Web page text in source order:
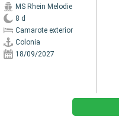
MS Rhein Melodie
8 d
Camarote exterior
Colonia
18/09/2027